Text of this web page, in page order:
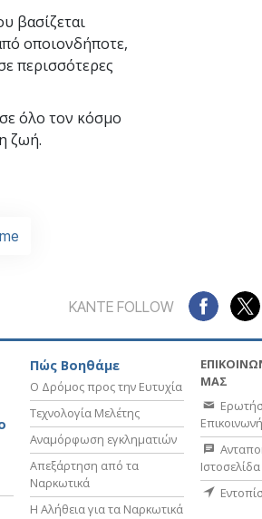
βασίζεται
οποιονδήποτε,
περισσότερες
όλο τον κόσμο
ζωή.
ΚΑΝΤΕ FOLLOW
Πώς Βοηθάμε
Ο Δρόμος προς την Ευτυχία
Τεχνολογία Μελέτης
Αναμόρφωση εγκληματιών
Απεξάρτηση από τα
Ναρκωτικά
Η Αλήθεια για τα Ναρκωτικά
ΜΑΣ
Ιστοσελίδα